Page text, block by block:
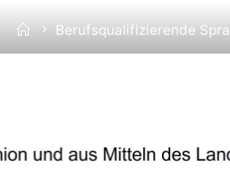
HomeBerufsqualifizierende